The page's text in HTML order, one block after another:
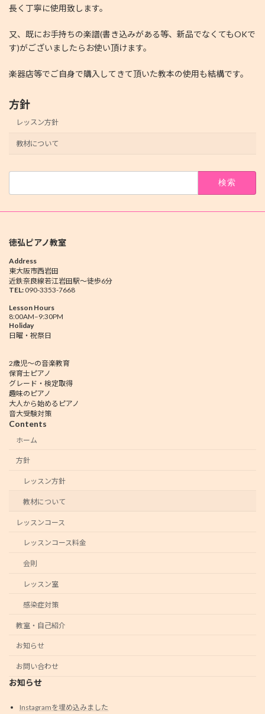
長く丁寧に使用致します。
又、既にお手持ちの楽譜(書き込みがある等、新品でなくてもOKで
す)がございましたらお使い頂けます。
楽器店等でご自身で購入してきて頂いた教本の使用も結構です。
方針
レッスン方針
教材について
徳弘ピアノ教室
Address
東大阪市西岩田
近鉄奈良線若江岩田駅～徒歩6分
TEL: 090-3353-7668
Lesson Hours
8:00AM–9:30PM
Holiday
日曜・祝祭日
2歳児～の音楽教育
保育士ピアノ
グレード・検定取得
趣味のピアノ
大人から始めるピアノ
音大受験対策
Contents
ホーム
方針
レッスン方針
教材について
レッスンコース
レッスンコース料金
会則
レッスン室
感染症対策
教室・自己紹介
お知らせ
お問い合わせ
お知らせ
Instagramを埋め込みました